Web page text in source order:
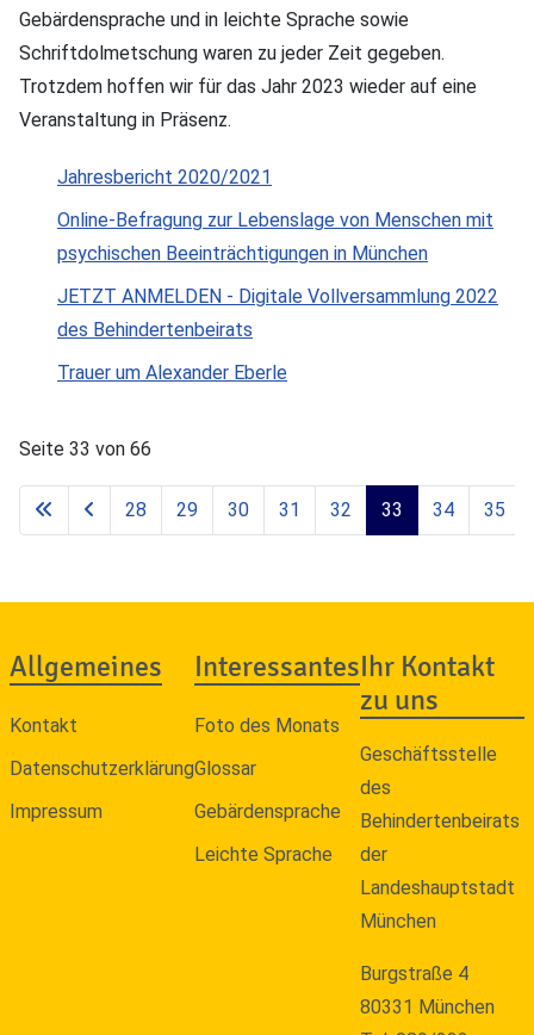
Gebärdensprache und in leichte Sprache sowie
Schriftdolmetschung waren zu jeder Zeit gegeben.
Trotzdem hoffen wir für das Jahr 2023 wieder auf eine
Veranstaltung in Präsenz.
Jahresbericht 2020/2021
Online-Befragung zur Lebenslage von Menschen mit
psychischen Beeinträchtigungen in München
JETZT ANMELDEN - Digitale Vollversammlung 2022
des Behindertenbeirats
Trauer um Alexander Eberle
Seite 33 von 66
28 29 30 31 32 33 34 35
Allgemeines
Kontakt
Datenschutzerklärung
Impressum
Interessantes
Foto des Monats
Glossar
Gebärdensprache
Leichte Sprache
Ihr Kontakt
zu uns
Geschäftsstelle
des
Behindertenbeirats
der
Landeshauptstadt
München
Burgstraße 4
80331 München